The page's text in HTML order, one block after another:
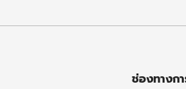
ช่องทางก